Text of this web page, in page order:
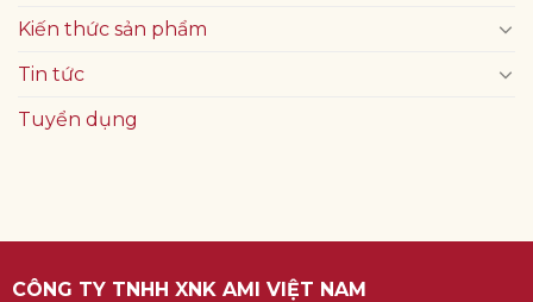
Kiến thức sản phẩm
Tin tức
Tuyển dụng
CÔNG TY TNHH XNK AMI VIỆT NAM